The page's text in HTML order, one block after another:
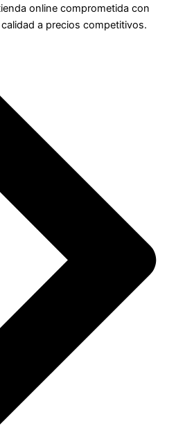
online comprometida con
a precios competitivos.